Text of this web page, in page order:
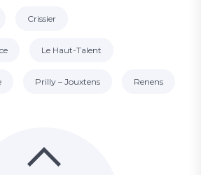
Crissier
Le Haut-Talent
Prilly – Jouxtens Renens